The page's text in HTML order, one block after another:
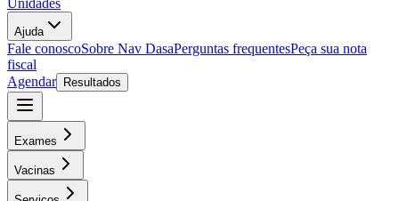
Unidades
Ajuda
Fale conoscoSobre Nav DasaPerguntas frequentesPeça sua nota
fiscal
Agendar
Resultados
Exames
Vacinas